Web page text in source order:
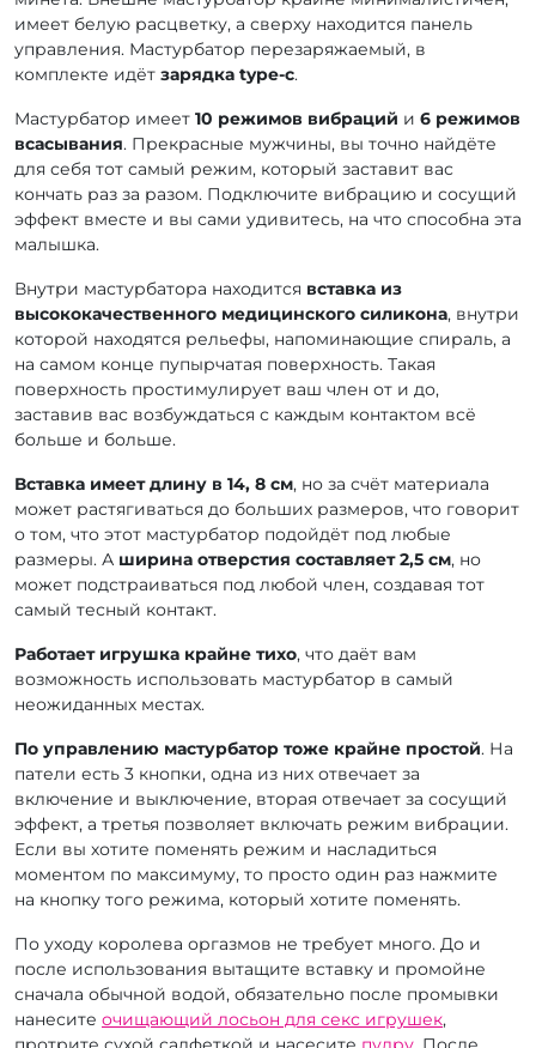
имеет белую расцветку, а сверху находится панель
управления. Мастурбатор перезаряжаемый, в
комплекте идёт зарядка type-c.
Мастурбатор имеет 10 режимов вибраций и 6 режимов
всасывания. Прекрасные мужчины, вы точно найдёте
для себя тот самый режим, который заставит вас
кончать раз за разом. Подключите вибрацию и сосущий
эффект вместе и вы сами удивитесь, на что способна эта
малышка.
Внутри мастурбатора находится вставка из
высококачественного медицинского силикона, внутри
которой находятся рельефы, напоминающие спираль, а
на самом конце пупырчатая поверхность. Такая
поверхность простимулирует ваш член от и до,
заставив вас возбуждаться с каждым контактом всё
больше и больше.
Вставка имеет длину в 14, 8 см, но за счёт материала
может растягиваться до больших размеров, что говорит
о том, что этот мастурбатор подойдёт под любые
размеры. А ширина отверстия составляет 2,5 см, но
может подстраиваться под любой член, создавая тот
самый тесный контакт.
Работает игрушка крайне тихо, что даёт вам
возможность использовать мастурбатор в самый
неожиданных местах.
По управлению мастурбатор тоже крайне простой. На
патели есть 3 кнопки, одна из них отвечает за
включение и выключение, вторая отвечает за сосущий
эффект, а третья позволяет включать режим вибрации.
Если вы хотите поменять режим и насладиться
моментом по максимуму, то просто один раз нажмите
на кнопку того режима, который хотите поменять.
По уходу королева оргазмов не требует много. До и
после использования вытащите вставку и промойне
сначала обычной водой, обязательно после промывки
нанесите очищающий лосьон для секс игрушек,